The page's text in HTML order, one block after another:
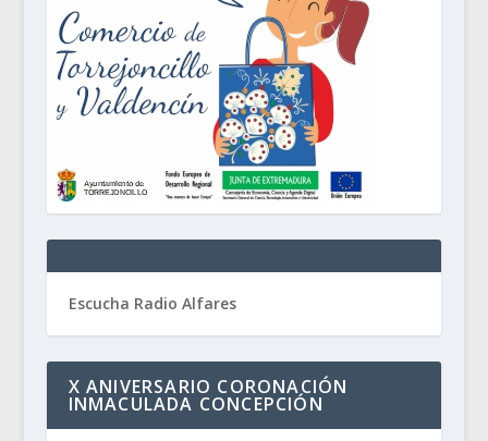
Escucha Radio Alfares
X ANIVERSARIO CORONACIÓN
INMACULADA CONCEPCIÓN